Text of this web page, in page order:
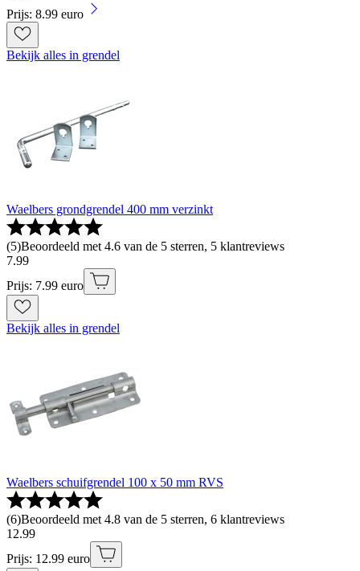
Prijs: 8.99 euro
Bekijk alles in grendel
Waelbers grondgrendel 400 mm verzinkt
(5)Beoordeeld met 4.6 van de 5 sterren, 5 klantreviews
7.99
Prijs: 7.99 euro
Bekijk alles in grendel
Waelbers schuifgrendel 100 x 50 mm RVS
(6)Beoordeeld met 4.8 van de 5 sterren, 6 klantreviews
12.99
Prijs: 12.99 euro